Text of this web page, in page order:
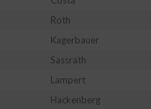
Roth
Kagerbauer
Sassrath
Lampert
Hackenberg